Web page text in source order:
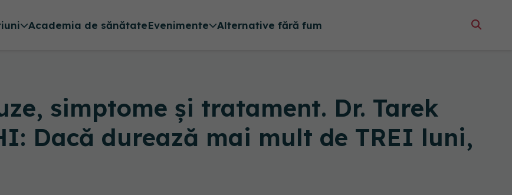
Academia de sănătateEvenimente Alternative fără fum
simptome și tratament. Dr. Tarek
Dacă durează mai mult de TREI luni,